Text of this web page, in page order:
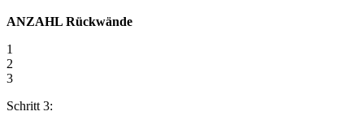
ANZAHL Rückwände
1
2
3
Schritt 3: